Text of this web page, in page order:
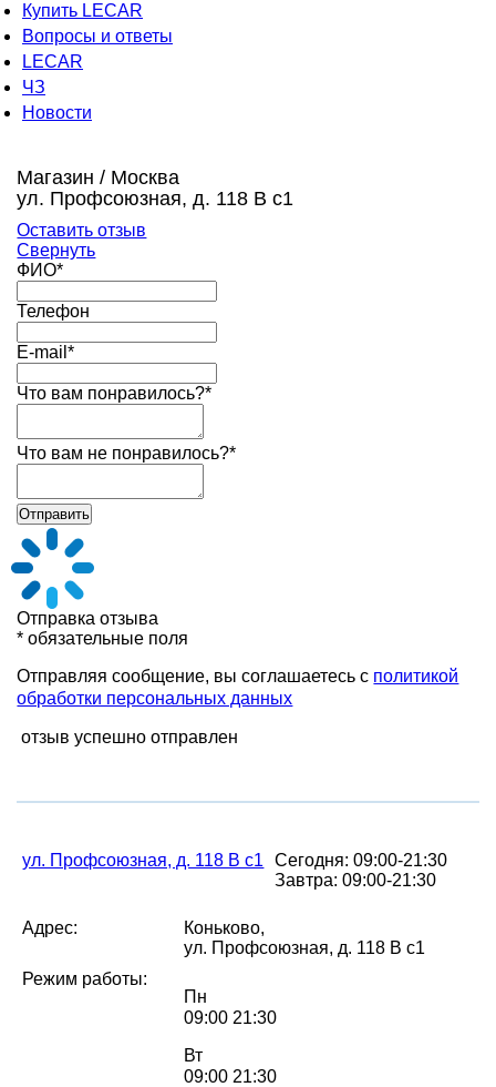
Купить LECAR
Вопросы и ответы
LECAR
ЧЗ
Новости
Магазин / Москва
ул. Профсоюзная, д. 118 В с1
Оставить отзыв
Свернуть
ФИО*
Телефон
E-mail*
Что вам понравилось?*
Что вам не понравилось?*
Отправка отзыва
* обязательные поля
Отправляя сообщение, вы соглашаетесь с политикой
обработки персональных данных
отзыв успешно отправлен
ул. Профсоюзная, д. 118 В с1
Сегодня: 09:00-21:30
Завтра: 09:00-21:30
Адрес:
Коньково,
ул. Профсоюзная, д. 118 В с1
Режим работы:
Пн
09:00 21:30
Вт
09:00 21:30